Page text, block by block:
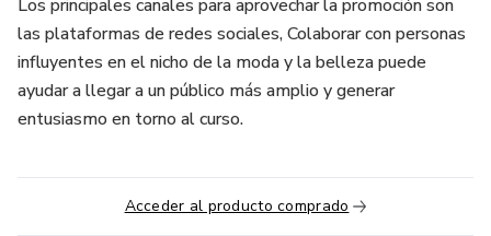
Los principales canales para aprovechar la promoción son
las plataformas de redes sociales, Colaborar con personas
influyentes en el nicho de la moda y la belleza puede
ayudar a llegar a un público más amplio y generar
entusiasmo en torno al curso.
Acceder al producto comprado